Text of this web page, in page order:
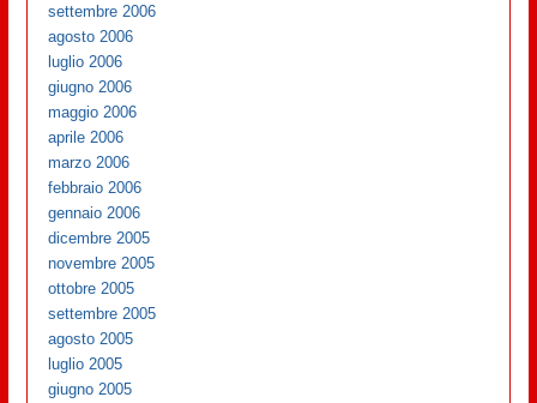
settembre 2006
agosto 2006
luglio 2006
giugno 2006
maggio 2006
aprile 2006
marzo 2006
febbraio 2006
gennaio 2006
dicembre 2005
novembre 2005
ottobre 2005
settembre 2005
agosto 2005
luglio 2005
giugno 2005